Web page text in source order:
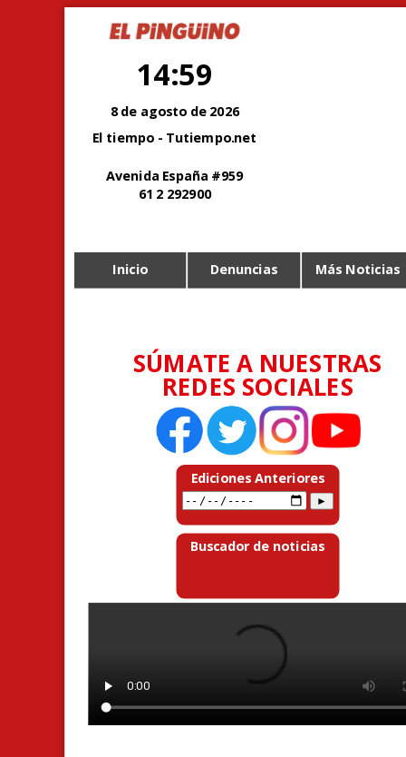
14:59
8 de agosto de 2026
El tiempo - Tutiempo.net
Avenida España #959
61 2 292900
Inicio Denuncias Más Noticias
SÚMATE A NUESTRAS
REDES SOCIALES
Ediciones Anteriores
Buscador de noticias